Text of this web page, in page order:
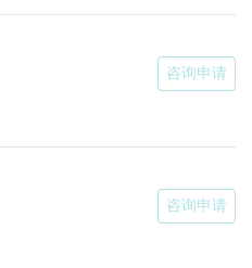
咨询申请
咨询申请
手把手全程跟
致靠谱的服务
治经济学院、
工学院、新